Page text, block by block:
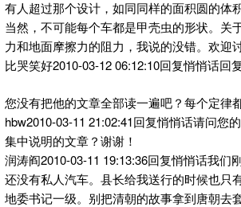
有人超过那个设计，如同同样的面积圆的体
当然，不可能每个车都是甲壳虫的形状。关
力和地面摩擦力的阻力，我说的没错。欢迎讨
比哭笑好2010-03-12 06:12:10回复悄悄话回
您没有把他的文章全部读一遍吧？每个定律
hbw2010-03-11 21:02:41回复悄悄话请问您
集中说明的文章？谢谢！
润涛阎2010-03-11 19:13:36回复悄悄话我们
还没有私人汽车。县长给我送行的时候也只
地委书记一级。别把清朝的故事拿到唐朝去